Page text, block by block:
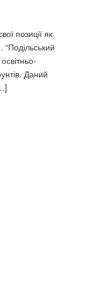
позиції як
“Подільський
Даний